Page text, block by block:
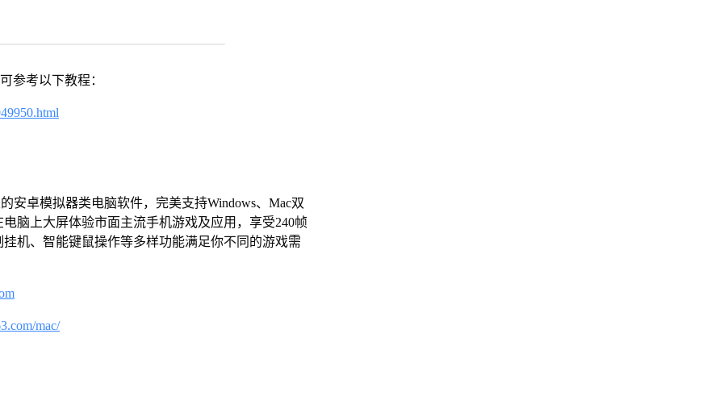
参考以下教程：
安卓模拟器类电脑软件，完美支持Windows、Mac双
脑上大屏体验市面主流手机游戏及应用，享受240帧
机、智能键鼠操作等多样功能满足你不同的游戏需
mac/